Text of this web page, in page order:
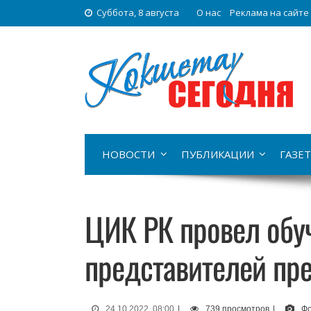
Суббота, 8 августа О нас Реклама на сайте
НОВОСТИ ПУБЛИКАЦИИ
ЦИК РК провел
представителей
24.10.2022, 08:00 | 739 просмотров |